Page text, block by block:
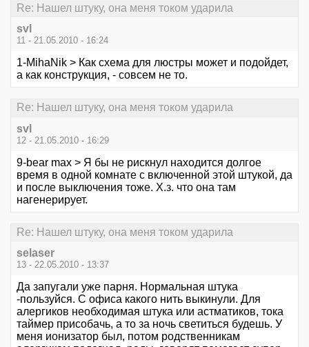
Re: Нашел штуку, она меня током ударила
svl
11 - 21.05.2010 - 16:24
1-MihaNik > Как схема для люстры может и подойдет,
а как конструкция, - совсем не то.
Re: Нашел штуку, она меня током ударила
svl
12 - 21.05.2010 - 16:29
9-bear max > Я бы не рискнул находится долгое
время в одной комнате с включенной этой штукой, да
и после выключения тоже. Х.з. что она там
нагенерирует.
Re: Нашел штуку, она меня током ударила
selaser
13 - 22.05.2010 - 13:37
Да запугали уже парня. Нормальная штука
-пользуйся. С офиса какого нить выкинули. Для
алергиков необходимая штука или астматиков, тока
таймер присобачь, а то за ночь светиться будешь. У
меня ионизатор был, потом родственникам